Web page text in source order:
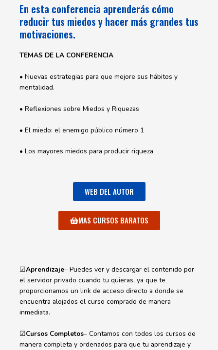
En esta conferencia aprenderás cómo
reducir tus miedos y hacer más grandes tus
motivaciones.
TEMAS DE LA CONFERENCIA
• Nuevas estrategias para que mejore sus hábitos y
mentalidad.
• Reflexiones sobre Miedos y Riquezas
• El miedo: el enemigo público número 1
• Los mayores miedos para producir riqueza
WEB DEL AUTOR
MAS CURSOS BARATOS
☑Aprendizaje– Puedes ver y descargar el contenido por
el servidor privado cuando tu quieras, ya que te
proporcionamos un link de acceso directo a donde se
encuentra alojados el curso comprado de manera
inmediata.
☑Cursos Completos– Contamos con todos los cursos de
manera completa y ordenados para que tu aprendizaje y